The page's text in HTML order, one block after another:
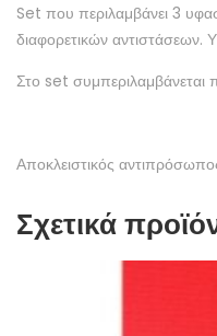
Set που περιλαμβάνει 3
διαφορετικών αντιστάσεων.
Στο set συμπεριλαμβάνεται
Αποκλειστικός
Σχετικά